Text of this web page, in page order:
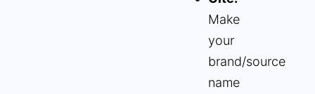
Make
your
brand/source
name